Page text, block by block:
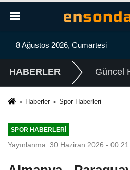
8 Ağustos 2026, Cumartesi
HABERLER Güncel
Haberler Spor Haberleri
SPOR HABERLERI
Yayınlanma: 30 Haziran 2026 - 00:21